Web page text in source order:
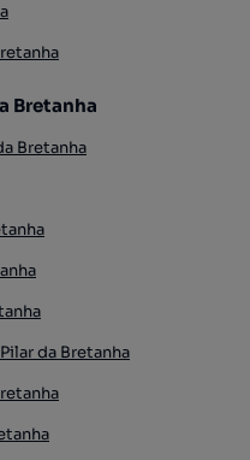
Bretanha
Bretanha
da Bretanha